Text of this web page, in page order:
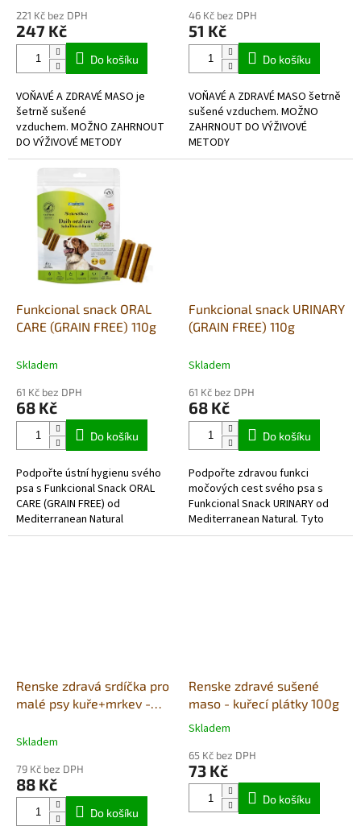
produktu
je
hvězdiček.
221 Kč bez DPH
247 Kč
Do košíku
VOŇAVÉ A ZDRAVÉ MASO je
šetrně sušené
vzduchem. MOŽNO ZAHRNOUT
DO VÝŽIVOVÉ METODY
BARF- hypoalergenní, bez
lepkové,v potravinářské kvalitě.
produktu
je
hvězdiček.
46 Kč bez DPH
51 Kč
Do košíku
VOŇAVÉ A ZDRAVÉ MASO šetrně
sušené vzduchem. MOŽNO
ZAHRNOUT DO VÝŽIVOVÉ
METODY
BARF- hypoalergenní, bez
Funkcional snack ORAL
CARE (GRAIN FREE) 110g
Skladem
61 Kč bez DPH
68 Kč
Do košíku
Podpořte ústní hygienu svého
psa s Funkcional Snack ORAL
CARE (GRAIN FREE) od
Mediterranean Natural
s mořskou řasou Ascophyllum
Funkcional snack URINARY
(GRAIN FREE) 110g
Skladem
61 Kč bez DPH
68 Kč
Do košíku
Podpořte zdravou funkci
močových cest svého psa s
Funkcional Snack URINARY od
Mediterranean Natural. Tyto
chutné pamlsky jsou speciálně
Renske zdravá srdíčka pro
malé psy kuře+mrkev -
Skladem
79 Kč bez DPH
88 Kč
Do košíku
Renske zdravé sušené
maso - kuřecí plátky 100g
Průměrné
produktu
je
Skladem
65 Kč bez DPH
73 Kč
Do košíku